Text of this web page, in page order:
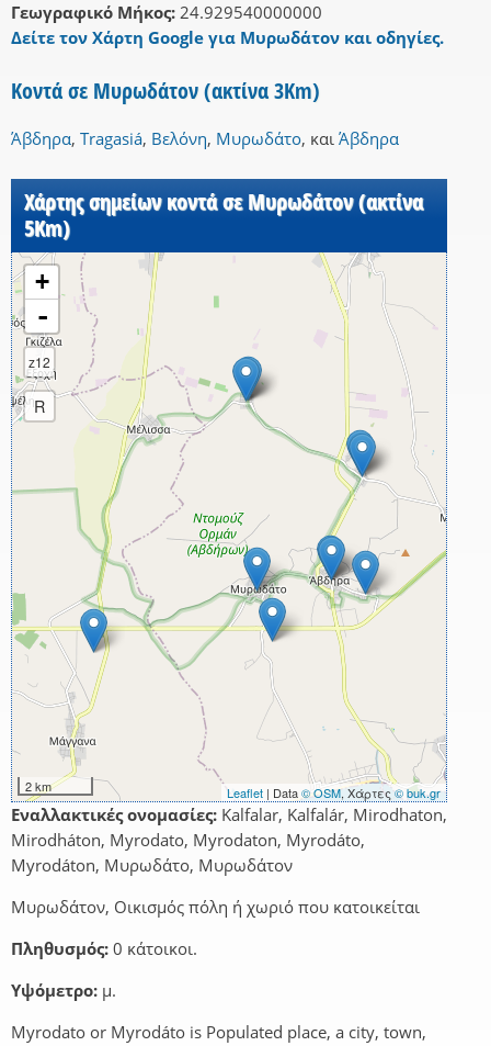
Γεωγραφικό Μήκος: 24.929540000000
Δείτε τον Χάρτη Google για Μυρωδάτον και οδηγίες.
Κοντά σε Μυρωδάτον (ακτίνα 3Km)
Άβδηρα, Tragasiá, Βελόνη, Μυρωδάτο, και Άβδηρα
Χάρτης σημείων κοντά σε Μυρωδάτον (ακτίνα
5Km)
+
-
z12
R
2 km Leaflet | Data© OSM, Χάρτες© buk.gr
Εναλλακτικές ονομασίες: Kalfalar, Kalfalár, Mirodhaton,
Mirodháton, Myrodato, Myrodaton, Myrodáto,
Myrodáton, Μυρωδάτο, Μυρωδάτον
Μυρωδάτον, Οικισμός πόλη ή χωριό που κατοικείται
Πληθυσμός: 0 κάτοικοι.
Υψόμετρο: μ.
Myrodato or Myrodáto is Populated place, a city, town,